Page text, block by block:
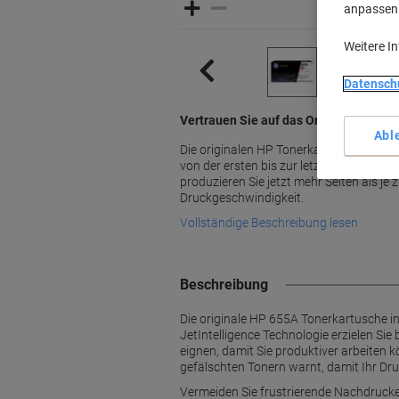
Vertrauen Sie auf das Original von
Die originalen HP Tonerkartusche
von der ersten bis zur letzten Seite.
produzieren Sie jetzt mehr Seiten als je
Druckgeschwindigkeit.
Vollständige Beschreibung lesen
Beschreibung
Die originale HP 655A Tonerkartusche
JetIntelligence Technologie erzielen
eignen, damit Sie produktiver arbeiten
gefälschten Tonern warnt, damit Ihr
Vermeiden Sie frustrierende
Weitere